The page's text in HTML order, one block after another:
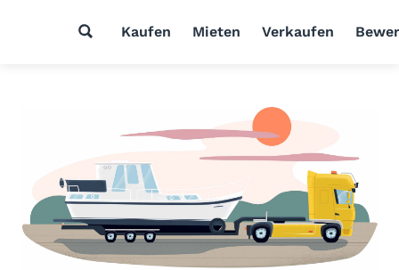
Kaufen Mieten Verkaufen